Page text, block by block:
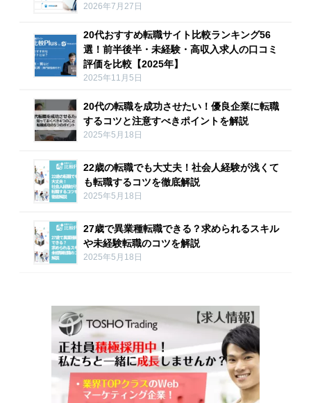
2026年7月27日
20代おすすめ転職サイト比較ランキング56
選！前半後半・未経験・高収入求人の口コミ
評価を比較【2025年】
2025年11月5日
20代の転職を成功させたい！優良企業に転職
するコツと注意すべきポイントを解説
2025年5月18日
22歳の転職でも大丈夫！社会人経験が浅くて
も転職するコツを徹底解説
2025年5月18日
27歳で異業種転職できる？求められるスキル
や未経験転職のコツを解説
2025年5月18日